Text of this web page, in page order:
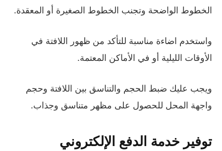
الخطوط الواضحة وتجنب الخطوط الصغيرة أو المعقدة.
واستخدم اضاءة مناسبة للتأكد من ظهور اللافتة في
الأوقات الليلية أو في الأماكن المعتمة.
ويجب عليك ضبط الحجم والتناسق بين اللافتة وحجم
واجهة المحل للحصول على مظهر متناسق وجذاب.
توفير خدمة الدفع الإلكتروني